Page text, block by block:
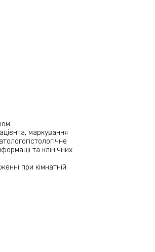
маркування
та клінічних
при кімнатній